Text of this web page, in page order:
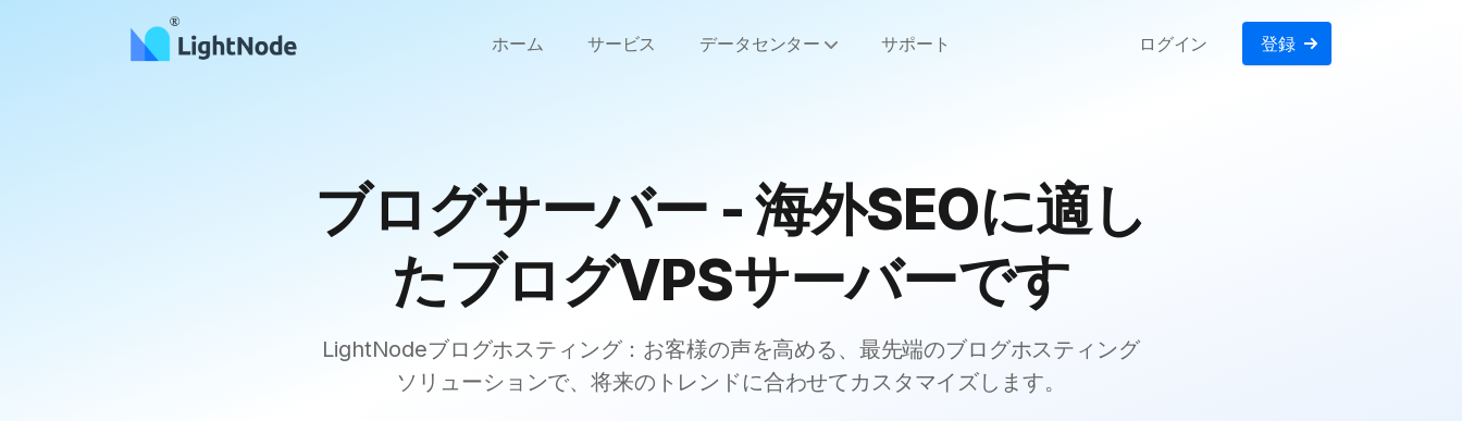
ホーム サービス データセンター サポート ログイン 登録
ブログサーバー - 海外SEOに適し
たブログVPSサーバーです
LightNodeブログホスティング：お客様の声を高める、最先端のブログホスティング
ソリューションで、将来のトレンドに合わせてカスタマイズします。